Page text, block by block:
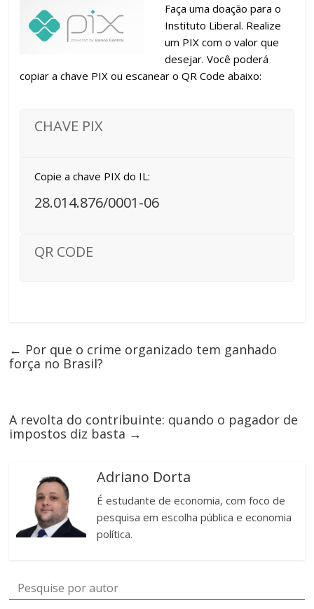
Faça uma doação para o
Instituto Liberal. Realize
um PIX com o valor que
desejar. Você poderá
copiar a chave PIX ou escanear o QR Code abaixo:
CHAVE PIX
Copie a chave PIX do IL:
28.014.876/0001-06
QR CODE
← Por que o crime organizado tem ganhado
força no Brasil?
A revolta do contribuinte: quando o pagador de
impostos diz basta →
Adriano Dorta
É estudante de economia, com foco de
pesquisa em escolha pública e economia
política.
Pesquise por autor